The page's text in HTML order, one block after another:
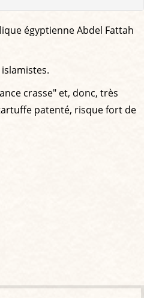
égyptienne Abdel Fattah
crasse" et, donc, très
patenté, risque fort de